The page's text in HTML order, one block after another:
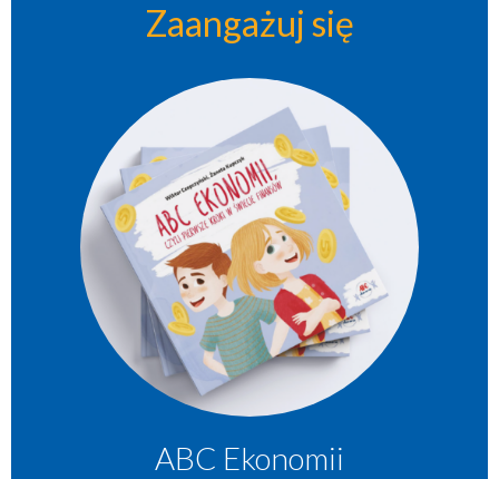
Zaangażuj się
ABC Ekonomii